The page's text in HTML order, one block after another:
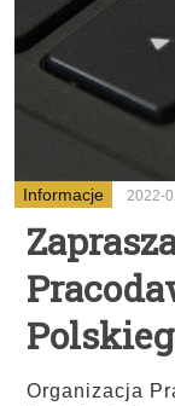
Informacje 2022-
Organizacja